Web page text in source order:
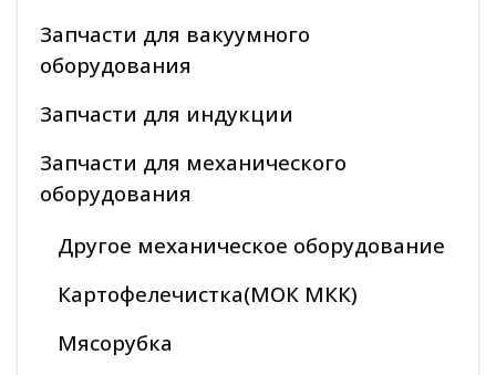
Запчасти для вакуумного
оборудования
Запчасти для индукции
Запчасти для механического
оборудования
Другое механическое оборудование
Картофелечистка(МОК МКК)
Мясорубка